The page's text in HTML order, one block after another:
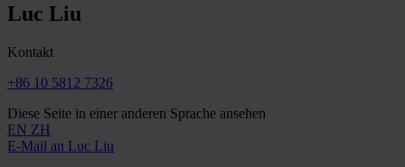
Luc Liu
Kontakt
+86 10 5812 7326
Diese Seite in einer anderen Sprache ansehen
EN ZH
E-Mail an Luc Liu